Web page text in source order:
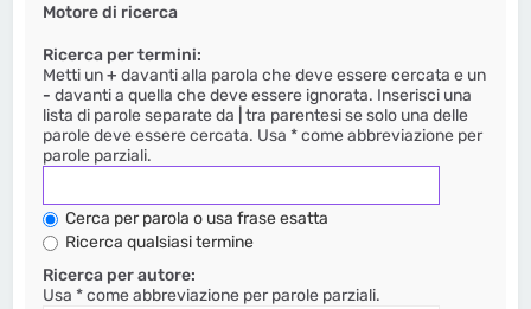
Motore di ricerca
Ricerca per termini:
Metti un+ davanti alla parola che deve essere cercata e un
- davanti a quella che deve essere ignorata. Inserisci una
lista di parole separate da tra parentesi se solo una delle
parole deve essere cercata. Usa * come abbreviazione per
parole parziali.
Cerca per parola o usa frase esatta
Ricerca qualsiasi termine
Ricerca per autore:
Usa * come abbreviazione per parole parziali.